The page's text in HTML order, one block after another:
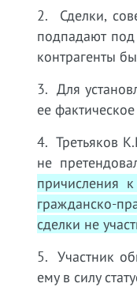
2. Сделки,
подпадают
контрагенты
3. Для
ее
4. Третьяков
не
причисления
гражданско-
сделки не
5. Участник
ему в силу